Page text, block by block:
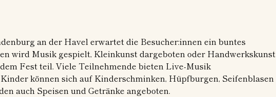
an der Havel erwartet die Besucher:innen ein buntes
wird Musik gespielt, Kleinkunst dargeboten oder Handwerkskunst
dem Fest teil. Viele Teilnehmende bieten Live-Musik
können sich auf Kinderschminken, Hüpfburgen, Seifenblasen
auch Speisen und Getränke angeboten.